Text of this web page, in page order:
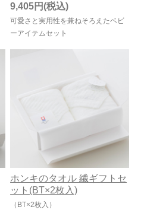
可愛さと実用性を兼ねそろえたベビ
ーアイテムセット
9,405円
ホンキのタオル 繊ギフトセ
ット(BT×2枚入)
（BT×2枚入）